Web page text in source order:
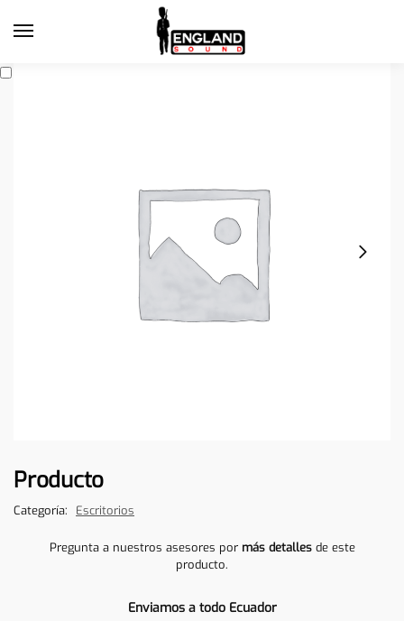
Producto
Categoría: Escritorios
Pregunta a nuestros asesores por más detallesde este
producto.
Enviamos a todo Ecuador